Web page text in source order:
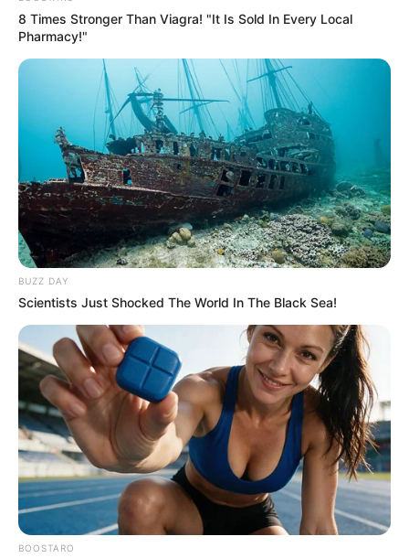
Posted
in
Friss hírek
Ez nagyon gyors volt! Már meg
is történt: leváltotta őt Magyar
Péter, vége van!
8 Times Stronger Than Viagra! "It Is Sold In Every Local
Pharmacy!"
BUZZ DAY
Scientists Just Shocked The World In The Black Sea!
BOOSTARO